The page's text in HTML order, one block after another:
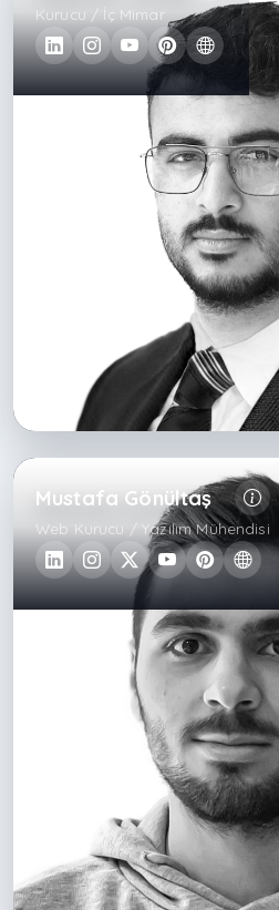
Kurucu / İç Mimar
Mustafa Gönültaş
Web Kurucu / Yazılım Mühendisi